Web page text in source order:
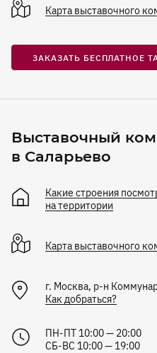
Карта выставочного
ЗАКАЗАТЬ БЕСПЛАТНОЕ
Выставочный
в Саларьево
Какие строения
на территории
Карта выставочного
г. Москва, р-н
Как добраться?
ПН-ПТ 10:00 — 20:00
СБ-ВС 10:00 — 19:00